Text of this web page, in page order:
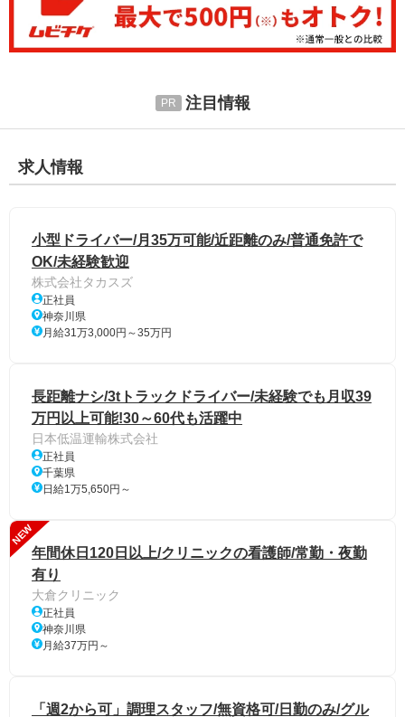
注目情報
求人情報
小型ドライバー/月35万可能/近距離のみ/普通免許で
OK/未経験歓迎
株式会社タカスズ
正社員
神奈川県
月給31万3,000円～35万円
長距離ナシ/3tトラックドライバー/未経験でも月収39
万円以上可能!30～60代も活躍中
日本低温運輸株式会社
正社員
千葉県
日給1万5,650円～
NEW
年間休日120日以上/クリニックの看護師/常勤・夜勤
有り
大倉クリニック
正社員
神奈川県
月給37万円～
「週2から可」調理スタッフ/無資格可/日勤のみ/グル